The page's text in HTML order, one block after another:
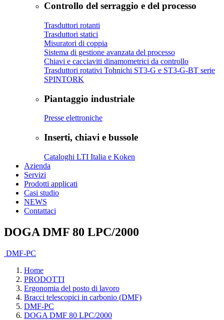
Controllo del serraggio e del processo
Trasduttori rotanti
Trasduttori statici
Misuratori di coppia
Sistema di gestione avanzata del processo
Chiavi e cacciaviti dinamometrici da controllo
Trasduttori rotativi Tohnichi ST3-G e ST3-G-BT serie
SPINTORK
Piantaggio industriale
Presse elettroniche
Inserti, chiavi e bussole
Cataloghi LTI Italia e Koken
Azienda
Servizi
Prodotti applicati
Casi studio
NEWS
Contattaci
DOGA DMF 80 LPC/2000
DMF-PC
Home
PRODOTTI
Ergonomia del posto di lavoro
Bracci telescopici in carbonio (DMF)
DMF-PC
DOGA DMF 80 LPC/2000